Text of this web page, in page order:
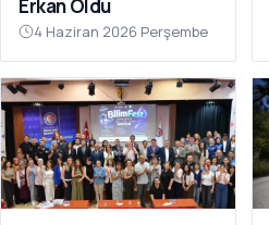
Erkan Oldu
4 Haziran 2026 Perşembe